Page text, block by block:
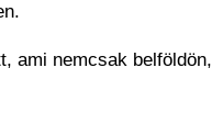
ami nemcsak belföldön,